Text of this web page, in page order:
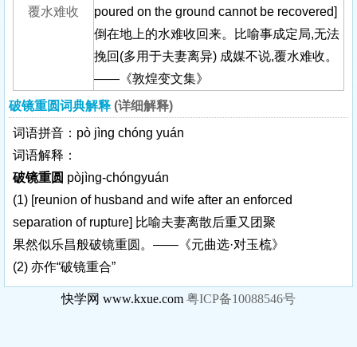
覆水难收
poured on the ground cannot be recovered]
倒在地上的水难收回来。比喻事成定局,无法
挽回(多用于夫妻离异) 成媒不说,覆水难收。
——《敦煌变文集》
破镜重圆词典解释 (详细解释)
词语拼音：pò jìng chóng yuán
词语解释：
破镜重圆 pòjìng-chóngyuán
(1) [reunion of husband and wife after an enforced
separation of rupture] 比喻夫妻离散后重又团聚
果然似乐昌般破镜重圆。——《元曲选·对玉梳》
(2) 亦作“破镜重合”
快学网 www.kxue.com 粤ICP备10088546号